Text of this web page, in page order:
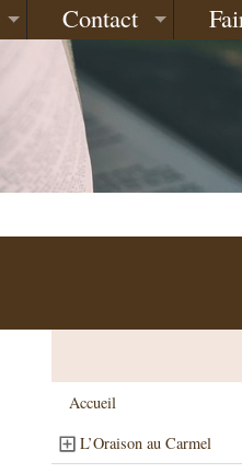
Contact
Accueil
L’Oraison au Carmel